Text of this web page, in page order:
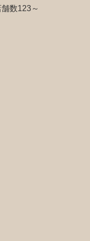
舗数123～